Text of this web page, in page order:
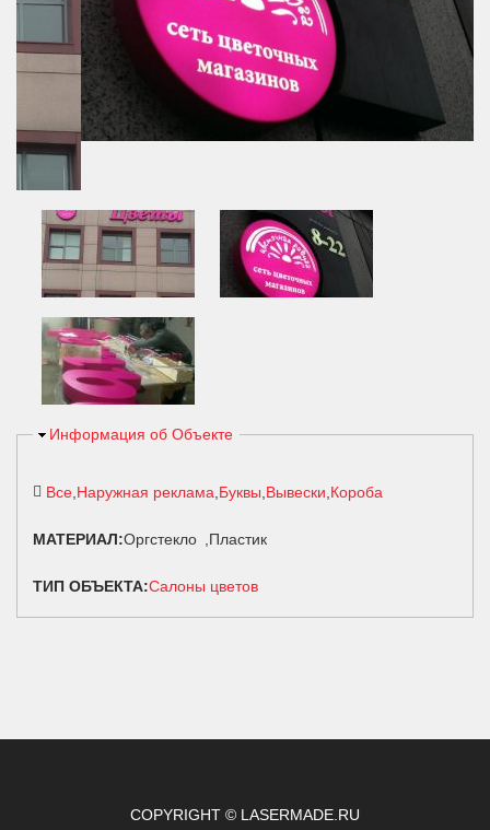
Скрыть
Информация об Объекте
Все Наружная реклама Буквы Вывески Короба
МАТЕРИАЛ:Оргстекло Пластик
ТИП ОБЪЕКТА:Салоны цветов
COPYRIGHT © LASERMADE.RU